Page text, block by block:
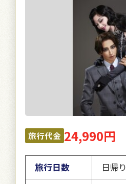
旅行代金 24,990円
旅行日数
日帰り